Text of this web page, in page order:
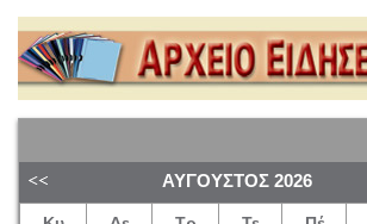
ΑΎΓΟΥΣΤΟΣ 2026